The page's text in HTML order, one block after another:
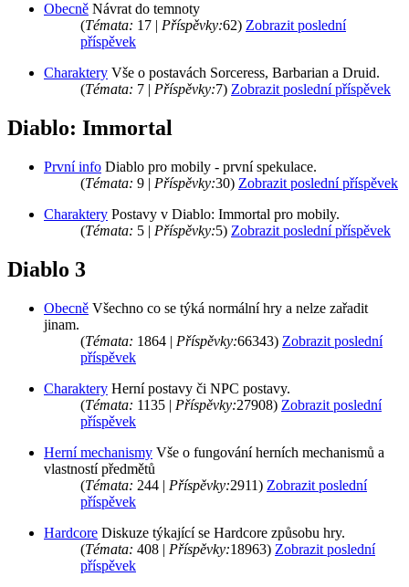
Obecně Návrat do temnoty
(Témata: 17 | Příspěvky:62) Zobrazit poslední
příspěvek
Charaktery Vše o postavách Sorceress, Barbarian a Druid.
(Témata: 7 | Příspěvky:7) Zobrazit poslední příspěvek
Diablo: Immortal
První info Diablo pro mobily - první spekulace.
(Témata: 9 | Příspěvky:30) Zobrazit poslední příspěvek
Charaktery Postavy v Diablo: Immortal pro mobily.
(Témata: 5 | Příspěvky:5) Zobrazit poslední příspěvek
Diablo 3
Obecně Všechno co se týká normální hry a nelze zařadit
jinam.
(Témata: 1864 | Příspěvky:66343) Zobrazit poslední
příspěvek
Charaktery Herní postavy či NPC postavy.
(Témata: 1135 | Příspěvky:27908) Zobrazit poslední
příspěvek
Herní mechanismy Vše o fungování herních mechanismů a
vlastností předmětů
(Témata: 244 | Příspěvky:2911) Zobrazit poslední
příspěvek
Hardcore Diskuze týkající se Hardcore způsobu hry.
(Témata: 408 | Příspěvky:18963) Zobrazit poslední
příspěvek